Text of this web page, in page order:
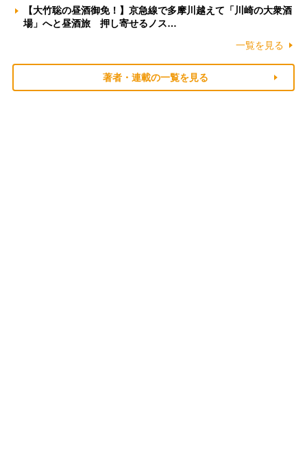
【大竹聡の昼酒御免！】京急線で多摩川越えて「川崎の大衆酒
場」へと昼酒旅 押し寄せるノス…
一覧を見る
著者・連載の一覧を見る